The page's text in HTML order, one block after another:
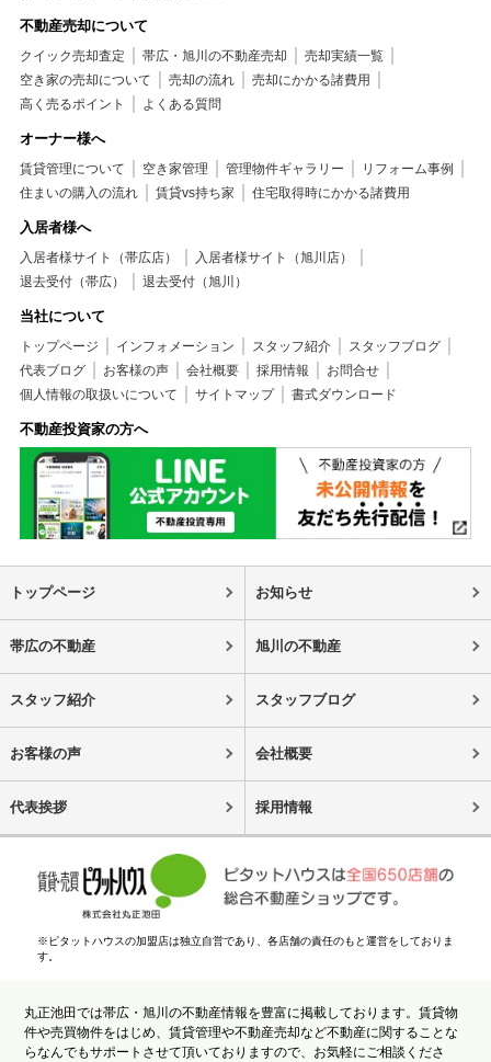
不動産売却について
クイック売却査定 帯広・旭川の不動産売却
売却実績一覧
空き家の売却について
売却の流れ
売却にかかる諸費用
高く売るポイント
よくある質問
オーナー様へ
賃貸管理について 空き家管理 管理物件ギャラリー
リフォーム事例
住まいの購入の流れ
賃貸vs持ち家 住宅取得時にかかる諸費用
入居者様へ
入居者様サイト（帯広店）
入居者様サイト（旭川店）
退去受付（帯広）
退去受付（旭川）
当社について
トップページ インフォメーション スタッフ紹介
スタッフブログ
代表ブログ
お客様の声 会社概要 採用情報
お問合せ
個人情報の取扱いについて
サイトマップ 書式ダウンロード
不動産投資家の方へ
トップページ お知らせ
帯広の不動産 旭川の不動産
スタッフ紹介 スタッフブログ
お客様の声 会社概要
代表挨拶 採用情報
※ピタットハウスの加盟店は独立自営であり、各店舗の責任のもと運営をしておりま
す。
丸正池田では帯広・旭川の不動産情報を豊富に掲載しております。賃貸物
件や売買物件をはじめ、賃貸管理や不動産売却など不動産に関することな
らなんでもサポートさせて頂いておりますので、お気軽にご相談くださ